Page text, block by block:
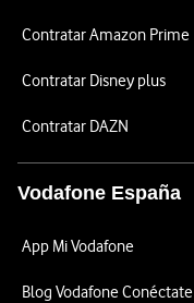
Contratar Amazon Prime
Contratar Disney plus
Contratar DAZN
Vodafone España
App Mi Vodafone
Blog Vodafone Conéctate